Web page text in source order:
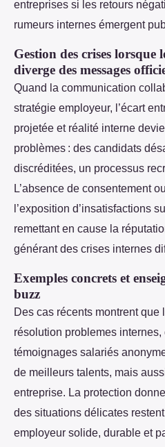
entreprises si les retours
rumeurs internes émergent
Gestion des crises lorsque
diverge des messages
Quand la communication
stratégie employeur, l’écart
projetée et réalité interne
problèmes : des candidats
discréditées, un processus
L’absence de consentement
l’exposition d’insatisfactions
remettant en cause la
générant des crises internes
Exemples concrets et
buzz
Des cas récents montrent que
résolution problemes internes,
témoignages salariés
de meilleurs talents, mais
entreprise. La protection
des situations délicates
employeur solide, durable et